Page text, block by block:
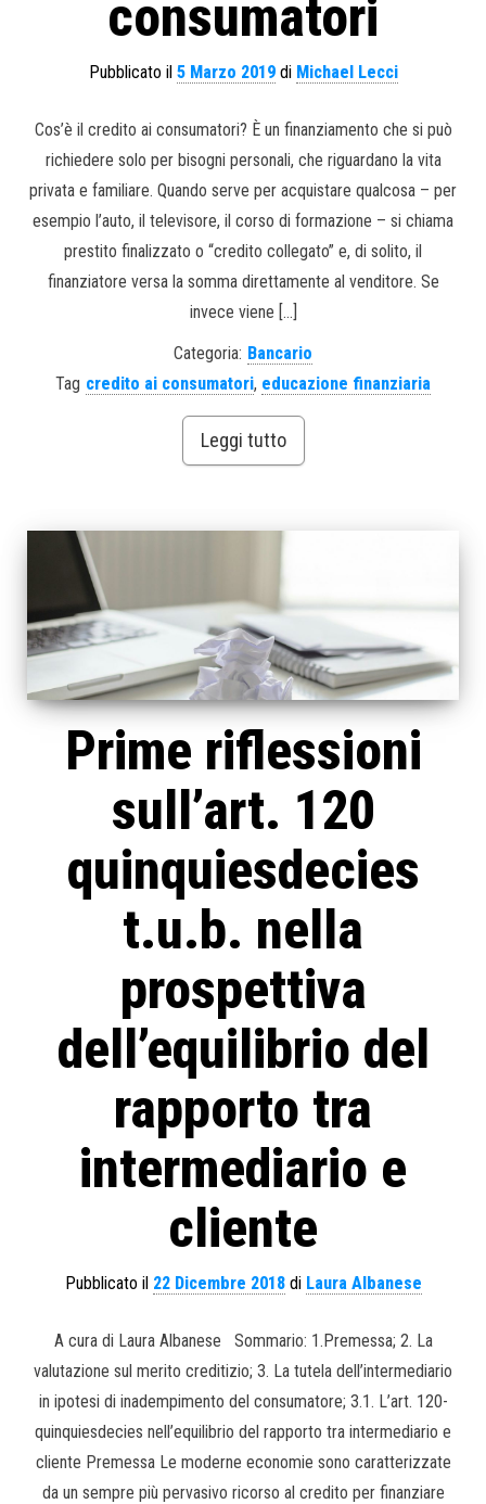
consumatori
Pubblicato il 5 Marzo 2019di Michael Lecci
Cos’è il credito ai consumatori? È un finanziamento che si può
richiedere solo per bisogni personali, che riguardano la vita
privata e familiare. Quando serve per acquistare qualcosa – per
esempio l’auto, il televisore, il corso di formazione – si chiama
prestito finalizzato o “credito collegato” e, di solito, il
finanziatore versa la somma direttamente al venditore. Se
invece viene […]
Categoria: Bancario
Tag credito ai consumatori, educazione finanziaria
Leggi tutto
Prime riflessioni
sull’art. 120
quinquiesdecies
t.u.b. nella
prospettiva
dell’equilibrio del
rapporto tra
intermediario e
cliente
Pubblicato il 22 Dicembre 2018di Laura Albanese
A cura di Laura Albanese Sommario: 1.Premessa; 2. La
valutazione sul merito creditizio; 3. La tutela dell’intermediario
in ipotesi di inadempimento del consumatore; 3.1. L’art. 120-
quinquiesdecies nell’equilibrio del rapporto tra intermediario e
cliente Premessa Le moderne economie sono caratterizzate
da un sempre più pervasivo ricorso al credito per finanziare